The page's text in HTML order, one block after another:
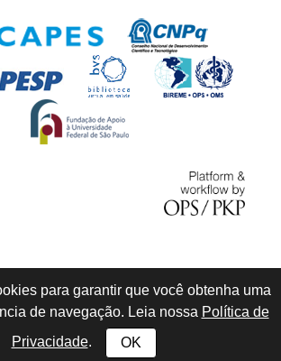
para garantir que você obtenha uma
de navegação. Leia nossa Política de
Privacidade. OK